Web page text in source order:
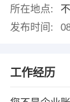
所在地点:
发布时间:
工作经历